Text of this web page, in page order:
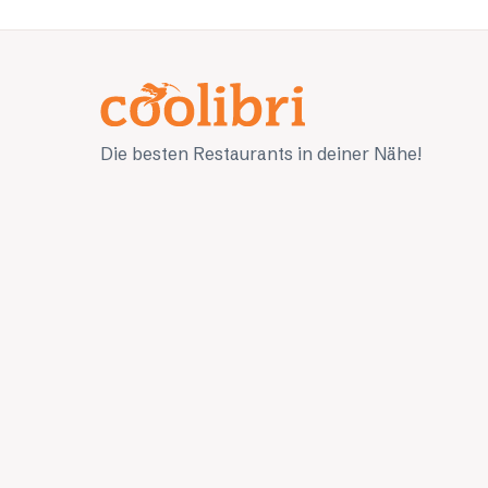
Die besten Restaurants in deiner Nähe!